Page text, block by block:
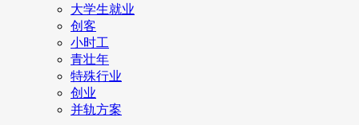
大学生就业
创客
小时工
青壮年
特殊行业
创业
并轨方案